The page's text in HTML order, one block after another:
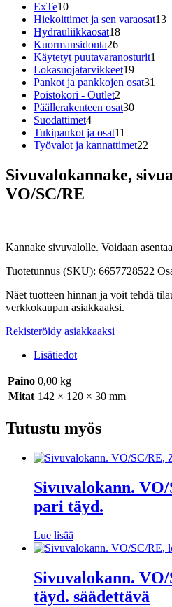
ExTe1010
tuotetta
Hiekoittimet ja sen varaosat1313
Hydrauliikkaosat1818
Kuormansidonta2626
tuotetta
Käytetyt puutavaranosturit1
Lokasuojatarvikkeet1919
tuotetta
Pankot ja pankkojen osat31
Poistokori - Outlet2
tuotetta
Päällerakenteen osat3030
Suodattimet44
tuotetta
Tukipankot ja osat11
tuotetta
Työvalot ja kannattimet22
Sivuvalokannake,
VO/SC/RE
Kannake sivuvalolle. Voidaan
Tuotetunnus (SKU): 6657728522
Näet tuotteen hinnan ja voit tehdä
verkkokaupan asiakkaaksi.
Rekisteröidy asiakkaaksi
Lisätiedot
Paino 0,00 kg
Mitat 142 × 120 × 30 mm
Tutustu myös
Sivuvalokann.
pari täyd.
Lue lisää
Sivuvalokann.
täyd. säädettävä